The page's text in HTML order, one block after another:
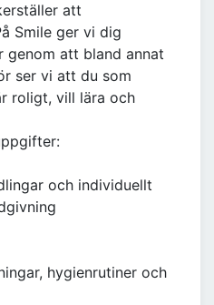
att
Smile ger vi dig
genom att bland annat
ser vi att du som
roligt, vill lära och
och individuellt
hygienrutiner och